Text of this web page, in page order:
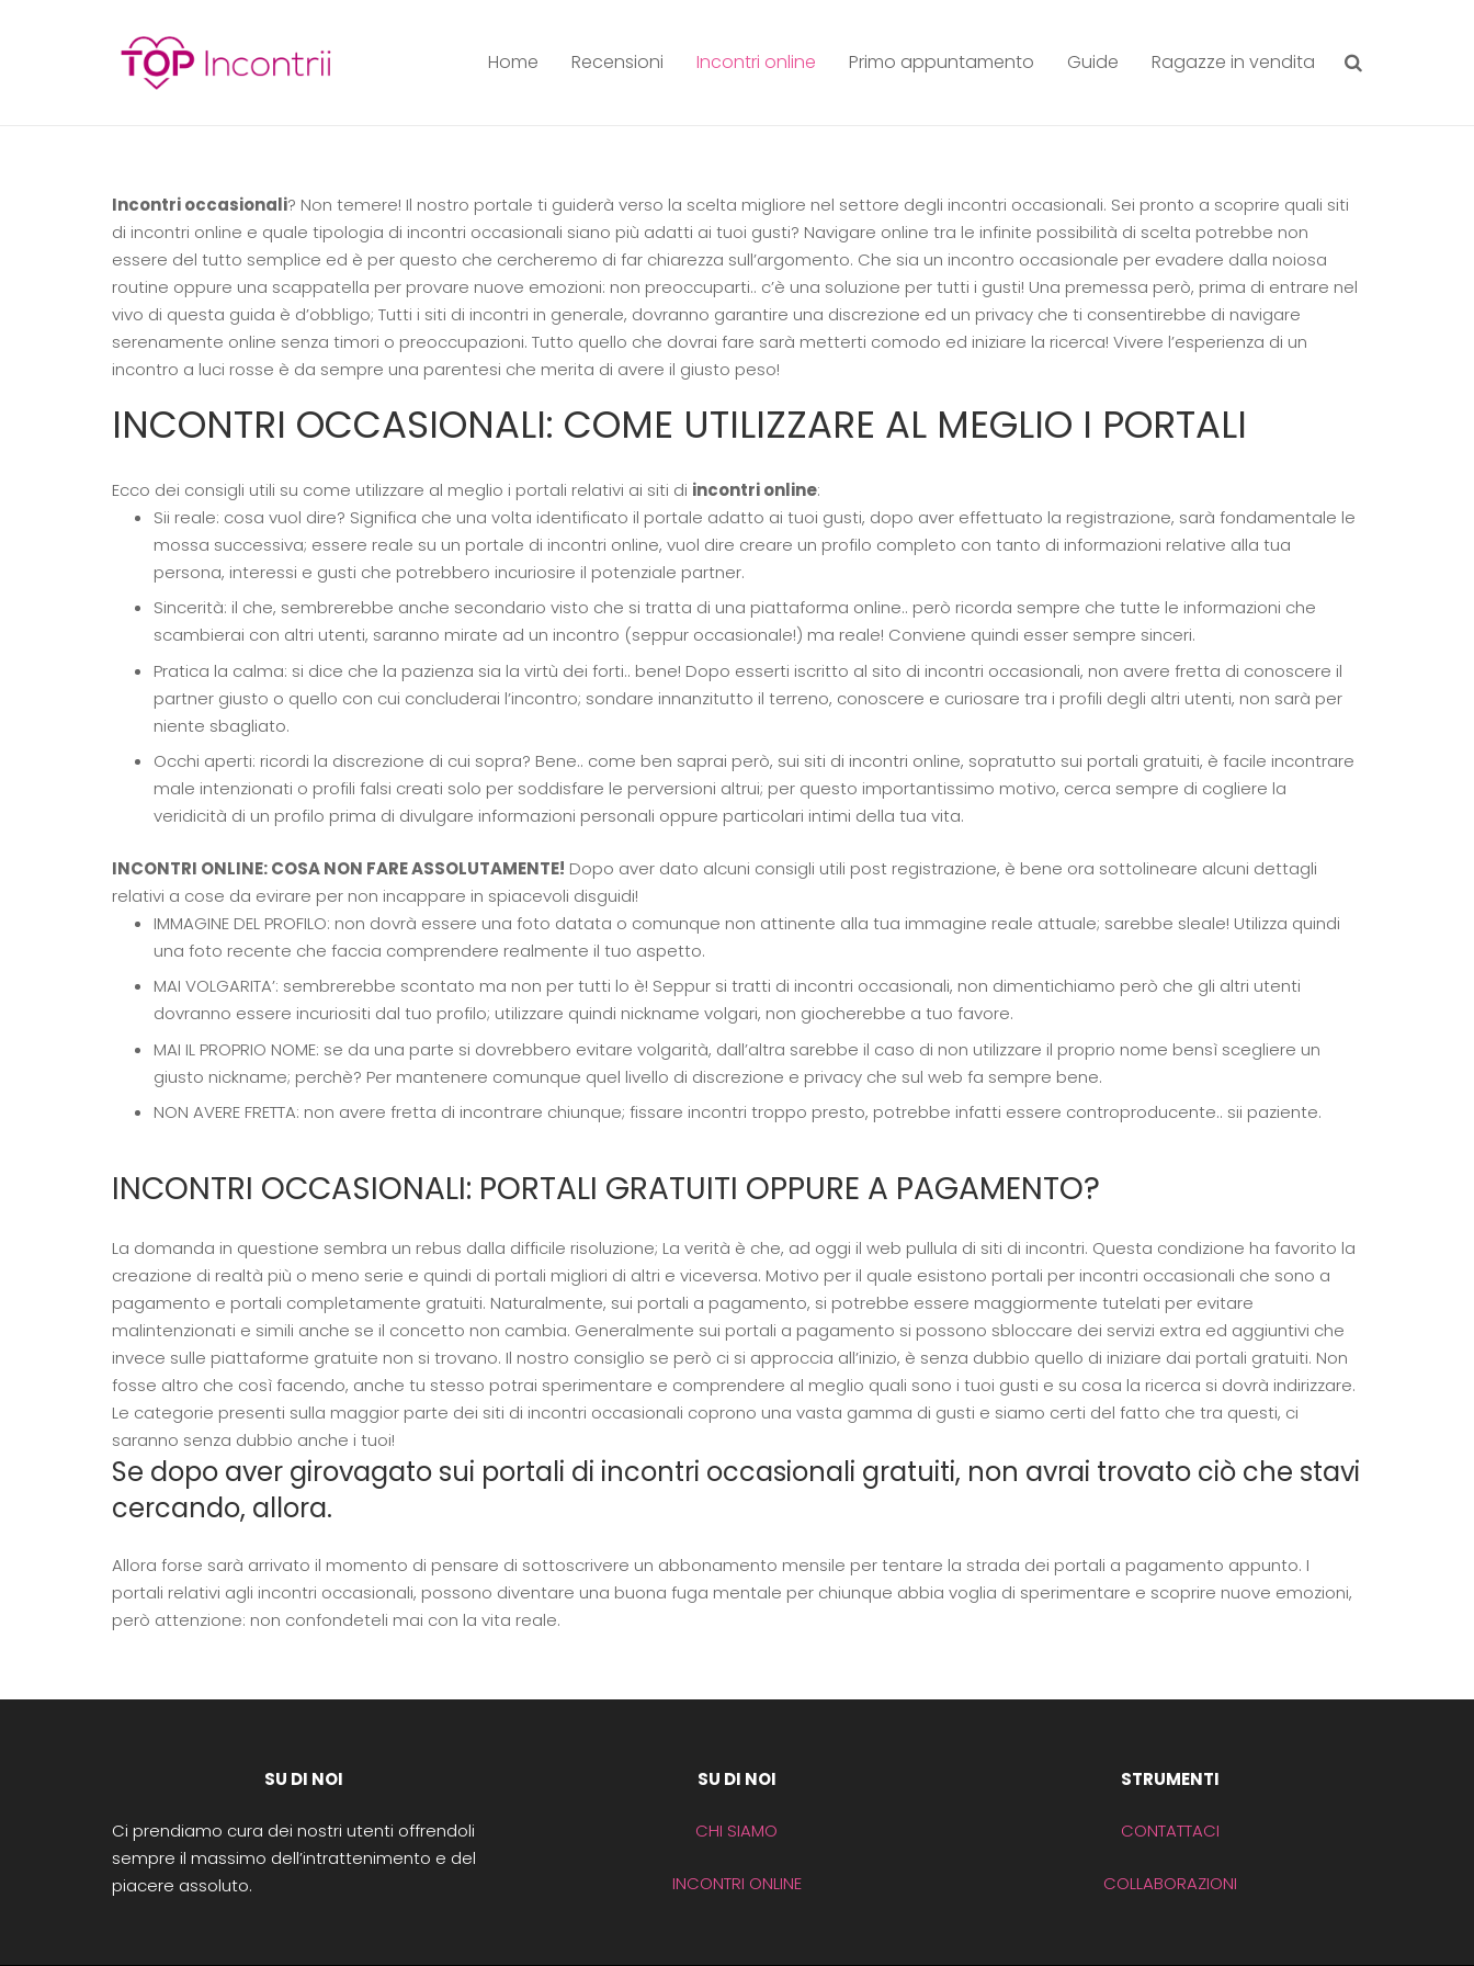
Home Recensioni Incontri online Primo appuntamento Guide Ragazze in vendita
Incontri occasionali? Non temere! Il nostro portale ti guiderà verso la scelta migliore nel settore degli incontri occasionali. Sei pronto a scoprire quali siti
di incontri online e quale tipologia di incontri occasionali siano più adatti ai tuoi gusti? Navigare online tra le infinite possibilità di scelta potrebbe non
essere del tutto semplice ed è per questo che cercheremo di far chiarezza sull’argomento. Che sia un incontro occasionale per evadere dalla noiosa
routine oppure una scappatella per provare nuove emozioni: non preoccuparti.. c’è una soluzione per tutti i gusti! Una premessa però, prima di entrare nel
vivo di questa guida è d’obbligo; Tutti i siti di incontri in generale, dovranno garantire una discrezione ed un privacy che ti consentirebbe di navigare
serenamente online senza timori o preoccupazioni. Tutto quello che dovrai fare sarà metterti comodo ed iniziare la ricerca! Vivere l’esperienza di un
incontro a luci rosse è da sempre una parentesi che merita di avere il giusto peso!
INCONTRI OCCASIONALI: COME UTILIZZARE AL MEGLIO I PORTALI
Ecco dei consigli utili su come utilizzare al meglio i portali relativi ai siti di incontri online:
Sii reale: cosa vuol dire? Significa che una volta identificato il portale adatto ai tuoi gusti, dopo aver effettuato la registrazione, sarà fondamentale le
mossa successiva; essere reale su un portale di incontri online, vuol dire creare un profilo completo con tanto di informazioni relative alla tua
persona, interessi e gusti che potrebbero incuriosire il potenziale partner.
Sincerità: il che, sembrerebbe anche secondario visto che si tratta di una piattaforma online.. però ricorda sempre che tutte le informazioni che
scambierai con altri utenti, saranno mirate ad un incontro (seppur occasionale!) ma reale! Conviene quindi esser sempre sinceri.
Pratica la calma: si dice che la pazienza sia la virtù dei forti.. bene! Dopo esserti iscritto al sito di incontri occasionali, non avere fretta di conoscere il
partner giusto o quello con cui concluderai l’incontro; sondare innanzitutto il terreno, conoscere e curiosare tra i profili degli altri utenti, non sarà per
niente sbagliato.
Occhi aperti: ricordi la discrezione di cui sopra? Bene.. come ben saprai però, sui siti di incontri online, sopratutto sui portali gratuiti, è facile incontrare
male intenzionati o profili falsi creati solo per soddisfare le perversioni altrui; per questo importantissimo motivo, cerca sempre di cogliere la
veridicità di un profilo prima di divulgare informazioni personali oppure particolari intimi della tua vita.
INCONTRI ONLINE: COSA NON FARE ASSOLUTAMENTE! Dopo aver dato alcuni consigli utili post registrazione, è bene ora sottolineare alcuni dettagli
relativi a cose da evirare per non incappare in spiacevoli disguidi!
IMMAGINE DEL PROFILO: non dovrà essere una foto datata o comunque non attinente alla tua immagine reale attuale; sarebbe sleale! Utilizza quindi
una foto recente che faccia comprendere realmente il tuo aspetto.
MAI VOLGARITA’: sembrerebbe scontato ma non per tutti lo è! Seppur si tratti di incontri occasionali, non dimentichiamo però che gli altri utenti
dovranno essere incuriositi dal tuo profilo; utilizzare quindi nickname volgari, non giocherebbe a tuo favore.
MAI IL PROPRIO NOME: se da una parte si dovrebbero evitare volgarità, dall’altra sarebbe il caso di non utilizzare il proprio nome bensì scegliere un
giusto nickname; perchè? Per mantenere comunque quel livello di discrezione e privacy che sul web fa sempre bene.
NON AVERE FRETTA: non avere fretta di incontrare chiunque; fissare incontri troppo presto, potrebbe infatti essere controproducente.. sii paziente.
INCONTRI OCCASIONALI: PORTALI GRATUITI OPPURE A PAGAMENTO?
La domanda in questione sembra un rebus dalla difficile risoluzione; La verità è che, ad oggi il web pullula di siti di incontri. Questa condizione ha favorito la
creazione di realtà più o meno serie e quindi di portali migliori di altri e viceversa. Motivo per il quale esistono portali per incontri occasionali che sono a
pagamento e portali completamente gratuiti. Naturalmente, sui portali a pagamento, si potrebbe essere maggiormente tutelati per evitare
malintenzionati e simili anche se il concetto non cambia. Generalmente sui portali a pagamento si possono sbloccare dei servizi extra ed aggiuntivi che
invece sulle piattaforme gratuite non si trovano. Il nostro consiglio se però ci si approccia all’inizio, è senza dubbio quello di iniziare dai portali gratuiti. Non
fosse altro che così facendo, anche tu stesso potrai sperimentare e comprendere al meglio quali sono i tuoi gusti e su cosa la ricerca si dovrà indirizzare.
Le categorie presenti sulla maggior parte dei siti di incontri occasionali coprono una vasta gamma di gusti e siamo certi del fatto che tra questi, ci
saranno senza dubbio anche i tuoi!
Se dopo aver girovagato sui portali di incontri occasionali gratuiti, non avrai trovato ciò che stavi
cercando, allora.
Allora forse sarà arrivato il momento di pensare di sottoscrivere un abbonamento mensile per tentare la strada dei portali a pagamento appunto. I
portali relativi agli incontri occasionali, possono diventare una buona fuga mentale per chiunque abbia voglia di sperimentare e scoprire nuove emozioni,
però attenzione: non confondeteli mai con la vita reale.
SU DI NOI
Ci prendiamo cura dei nostri utenti offrendoli
sempre il massimo dell’intrattenimento e del
piacere assoluto.
SU DI NOI
CHI SIAMO
INCONTRI ONLINE
STRUMENTI
CONTATTACI
COLLABORAZIONI